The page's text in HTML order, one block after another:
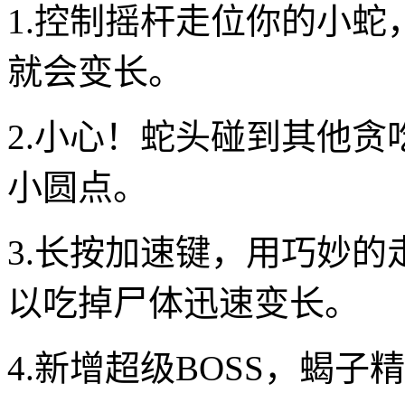
1.控制摇杆走位你的小
就会变长。
2.小心！蛇头碰到其他
小圆点。
3.长按加速键，用巧妙
以吃掉尸体迅速变长。
4.新增超级BOSS，蝎子